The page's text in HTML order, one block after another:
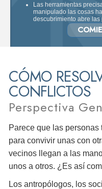
Las herramientas
manipulado las cosas
descubrimiento abre las
CÓMO
CONFLICTOS
Perspectiva
Parece que las
para convivir unas con
vecinos llegan a las
unos a otros. ¿Es así
Los antropólogos, los